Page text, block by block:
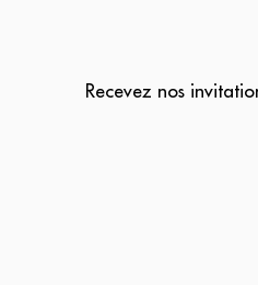
Recevez nos